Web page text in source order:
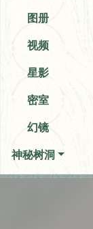
图册
视频
星影
密室
幻镜
神秘树洞